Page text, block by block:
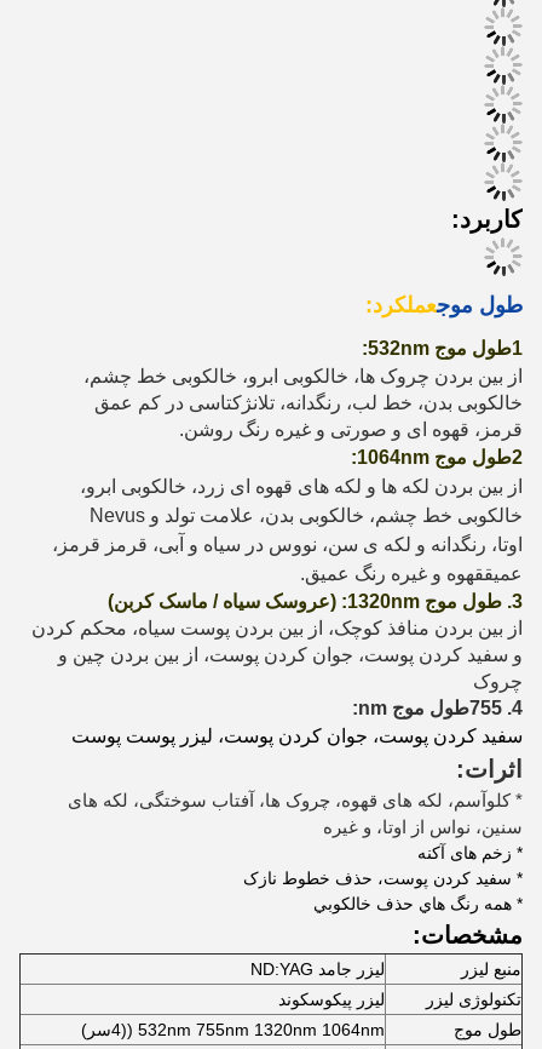
کاربرد:
طول موجعملکرد:
1طول موج 532nm:
از بین بردن چروک ها، خالکوبی ابرو، خالکوبی خط چشم،
خالکوبی بدن، خط لب، رنگدانه، تلانژکتاسی در کم عمق
قرمز، قهوه ای و صورتی و غیره رنگ روشن.
2طول موج 1064nm:
از بین بردن لکه ها و لکه های قهوه ای زرد، خالکوبی ابرو،
خالکوبی خط چشم، خالکوبی بدن، علامت تولد و Nevus
اوتا، رنگدانه و لکه ی سن، نووس در سیاه و آبی، قرمز قرمز،
عمیققهوه و غیره رنگ عمیق.
3. طول موج 1320nm: (عروسک سیاه / ماسک کربن)
از بین بردن منافذ کوچک، از بین بردن پوست سیاه، محکم کردن
و سفید کردن پوست، جوان کردن پوست، از بین بردن چین و
چروک
4. 755
طول موج nm:
سفید کردن پوست، جوان کردن پوست، لیزر پوست پوست
اثرات:
* کلوآسم، لکه های قهوه، چروک ها، آفتاب سوختگی، لکه های
سنین، نواس از اوتا، و غیره
* زخم های آکنه
* سفید کردن پوست، حذف خطوط نازک
* همه رنگ هاي حذف خالکوبي
مشخصات:
منبع لیزر
لیزر جامد ND:YAG
تکنولوژی لیزر
لیزر پیکوسکوند
طول موج
532nm 755nm 1320nm 1064nm ((4سر)